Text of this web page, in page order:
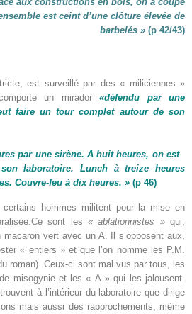
est ceint d’une clôture élevée de
barbelés » (p 42/43)
est surveillé par des « miliciennes »
un mirador«défendu par une
faire un tour complet autour de son
par une sirène. A huit heures, on est
laboratoire. Lunch à treize heures
Couvre-feu à dix heures. » (p 46)
certains hommes militent pour la mise en
sont les « ablationnistes »qui,
vert avec un A. Il s’opposent aux,
« entiers » et que l’on nomme les P.M.
roman). Ceux-ci sont mal vus par tous, les
misogynie et les « A » qui les jalousent.
à l’intérieur du laboratoire que dirige
mais aussi des rapprochements, même